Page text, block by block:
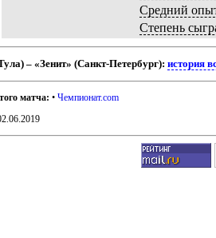
Средний
Степень
– «Зенит» (Санкт-Петербург):история
матча: •Чемпионат.com